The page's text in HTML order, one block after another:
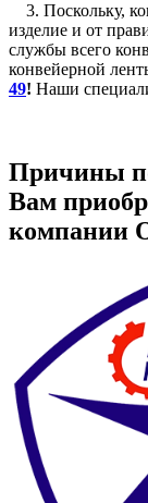
3. Поскольку,
изделие и от
службы всего
конвейерной
49! Наши
Причины
Вам
компании